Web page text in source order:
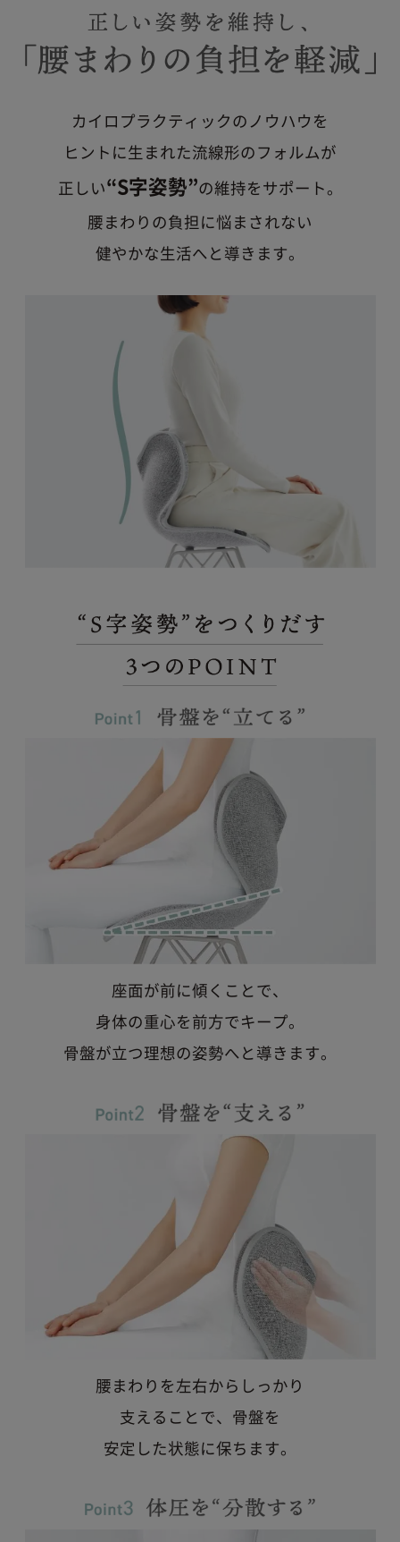
カイロプラクティックのノウハウを
ヒントに生まれた流線形のフォルムが
正しい“S字姿勢”の維持をサポート。
腰まわりの負担に悩まされない
健やかな生活へと導きます。
座面が前に傾くことで、
身体の重心を前方でキープ。
骨盤が立つ理想の姿勢へと導きます。
腰まわりを左右からしっかり
支えることで、骨盤を
安定した状態に保ちます。